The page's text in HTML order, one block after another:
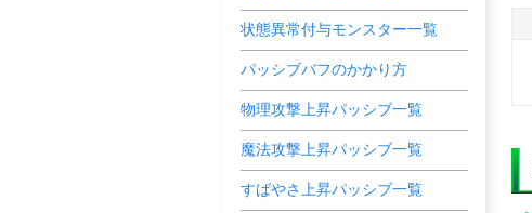
状態異常付与モンスター一覧
パッシブバフのかかり方
物理攻撃上昇パッシブ一覧
魔法攻撃上昇パッシブ一覧
すばやさ上昇パッシブ一覧